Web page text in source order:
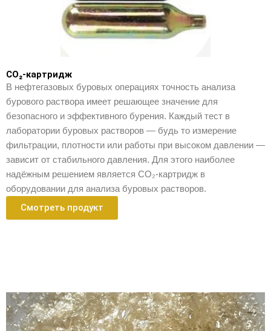
CO₂-картридж
В нефтегазовых буровых операциях точность анализа
бурового раствора имеет решающее значение для
безопасного и эффективного бурения. Каждый тест в
лаборатории буровых растворов — будь то измерение
фильтрации, плотности или работы при высоком давлении —
зависит от стабильного давления. Для этого наиболее
надёжным решением является CO₂-картридж в
оборудовании для анализа буровых растворов.
Смотреть продукт